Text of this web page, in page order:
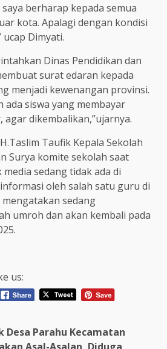
berharap kepada semua
kota. Apalagi dengan kondisi
ucap Dimyati.
Dinas Pendidikan dan
surat edaran kepada
menjadi kewenangan provinsi.
ada siswa yang membayar
dikembalikan,”ujarnya.
Taufik Kepala Sekolah
Surya komite sekolah saat
sedang tidak ada di
oleh salah satu guru di
sedang
umroh dan akan kembali pada
us:
Desa Parahu Kecamatan